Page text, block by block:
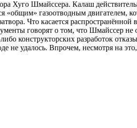
Хуго Шмайссера. Калаш
«общим» газоотводным двигателем,
Что касается
говорят о том, что Шмайссер не
конструкторских разработок
не удалось. Впрочем, несмотря на